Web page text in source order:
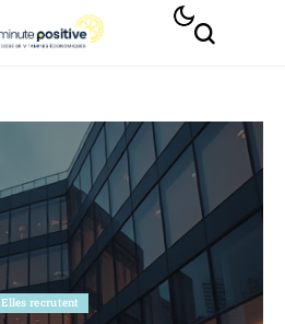
Elles recrutent